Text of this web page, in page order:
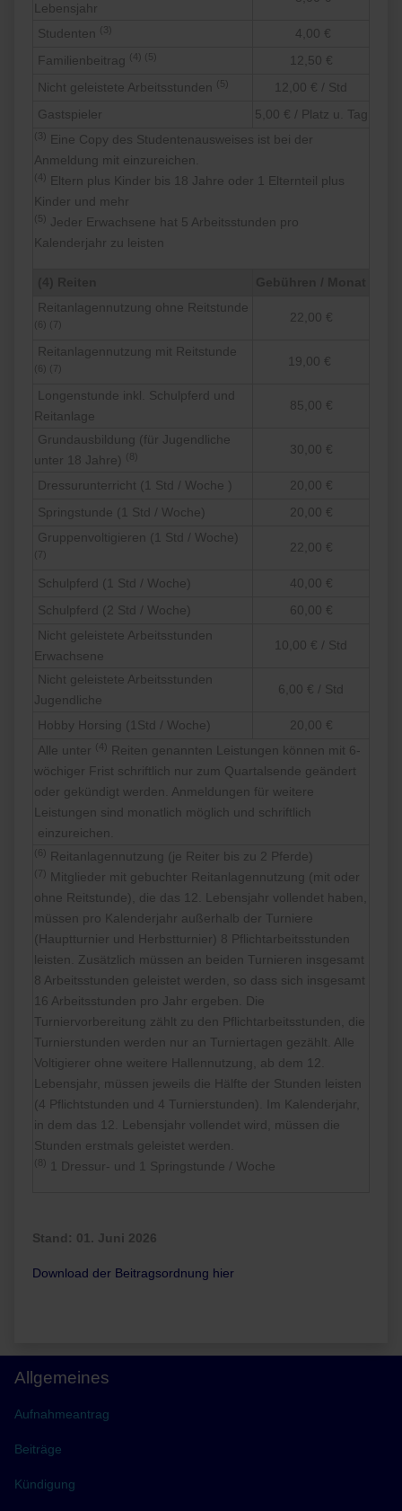
Lebensjahr
Studenten (3)
4,00 €
Familienbeitrag
(4) (5)
12,50 €
Nicht geleistete Arbeitsstunden
(5)
12,00 € / Std
Gastspieler
5,00 € / Platz u. Tag
(3) Eine Copy des Studentenausweises ist bei der
Anmeldung mit einzureichen.
(4) Eltern plus Kinder bis 18 Jahre oder 1 Elternteil plus
Kinder und mehr
(5) Jeder Erwachsene hat 5 Arbeitsstunden pro
Kalenderjahr zu leisten
Reitanlagennutzung ohne Reitstunde
(6) (7) 22,00 €
Reitanlagennutzung mit Reitstunde
(6) (7) 19,00 €
Longenstunde inkl. Schulpferd und
Reitanlage
85,00 €
Grundausbildung (für Jugendliche
unter 18 Jahre)
(8) 30,00 €
Dressurunterricht (1 Std / Woche )
20,00 €
Springstunde (1 Std / Woche)
20,00 €
Gruppenvoltigieren (1 Std / Woche)
(7) 22,00 €
Schulpferd (1 Std / Woche)
40,00 €
Schulpferd (2 Std / Woche)
60,00 €
Nicht geleistete Arbeitsstunden
Erwachsene
10,00 € / Std
Nicht geleistete Arbeitsstunden
Jugendliche
6,00 € / Std
Hobby Horsing (1Std / Woche)
20,00 €
Alle unter
(4) Reiten genannten Leistungen können mit 6-
wöchiger Frist schriftlich nur zum Quartalsende geändert
oder gekündigt werden. Anmeldungen für weitere
Leistungen sind monatlich möglich und schriftlich
einzureichen.
(6) Reitanlagennutzung (je Reiter bis zu 2 Pferde)
(7) Mitglieder mit gebuchter Reitanlagennutzung (mit oder
ohne Reitstunde), die das 12. Lebensjahr vollendet haben,
müssen pro Kalenderjahr außerhalb der Turniere
(Hauptturnier und Herbstturnier) 8 Pflichtarbeitsstunden
leisten. Zusätzlich müssen an beiden Turnieren insgesamt
8 Arbeitsstunden geleistet werden, so dass sich insgesamt
16 Arbeitsstunden pro Jahr ergeben. Die
Turniervorbereitung zählt zu den Pflichtarbeitsstunden, die
Turnierstunden werden nur an Turniertagen gezählt. Alle
Voltigierer ohne weitere Hallennutzung, ab dem 12.
Lebensjahr, müssen jeweils die Hälfte der Stunden leisten
(4 Pflichtstunden und 4 Turnierstunden). Im Kalenderjahr,
in dem das 12. Lebensjahr vollendet wird, müssen die
Stunden erstmals geleistet werden.
(8) 1 Dressur- und 1 Springstunde / Woche
Stand: 01. Juni 2026
Download der Beitragsordnung hier
Allgemeines
Aufnahmeantrag
Beiträge
Kündigung